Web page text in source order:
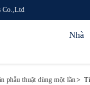
Co.,Ltd
Nhà
phẫu thuật dùng một lần>